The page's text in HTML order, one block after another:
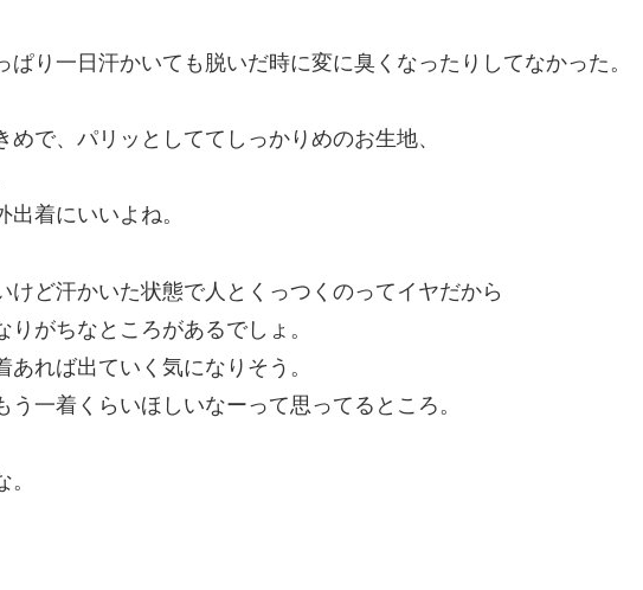
ぱり一日汗かいても脱いだ時に変に臭くなったりしてなかった。
めで、パリッとしててしっかりめのお生地、
出着にいいよね。
けど汗かいた状態で人とくっつくのってイヤだから
がちなところがあるでしょ。
あれば出ていく気になりそう。
う一着くらいほしいなーって思ってるところ。